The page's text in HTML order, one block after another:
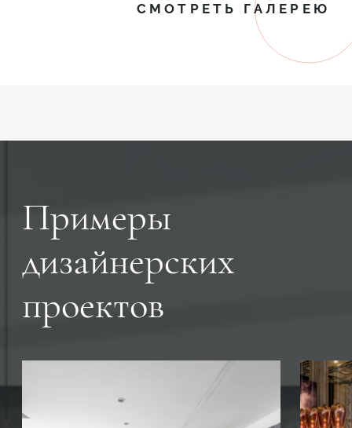
СМОТРЕТЬ ГАЛЕРЕЮ
Примеры
дизайнерских
проектов